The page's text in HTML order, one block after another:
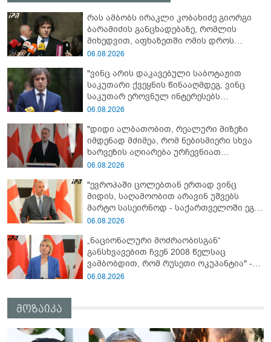
რას ამბობს ირაკლი კობახიძე გიორგი
ბარამიძის განცხადებაზე, რომლის
მიხედვით, აფხაზეთში ომის დროს
„ჩვენებს ტყვეები არ აჰყავდათ"
06.08.2026
"ვინც არის დაკავებული საბოტაჟით
საკუთარი ქვეყნის წინააღმდეგ, ვინც
საკუთარ ეროვნულ ინტერესებს
უპირისპირდება, ყველამ უნდა იცოდეს,
ირაკლი კობახიძე
06.08.2026
"დიდი ალბათობით, რეალური მიზეზი
იმდენად მძიმეა, რომ ნებისმიერი სხვა
ხარვეზის აღიარება ურჩევნიათ
ნამდვილი მიზეზის გამოაშკარავებას" -
გათიშვაზე
06.08.2026
"ევროპაში ცოლებთან ერთად ვინც
მიდის, საღამოობით არავინ უშვებს
მარტო სასეირნოდ - საქართველოში ეგ
პრობლემა არ არის!" - ლევან
06.08.2026
„ნაციონალური მოძრაობისგან“
განსხვავებით ჩვენ 2008 წელსაც
ვამბობდით, რომ რუსეთი ოკუპანტია" -
ნინო წილოსანი
06.08.2026
მოზაიკა